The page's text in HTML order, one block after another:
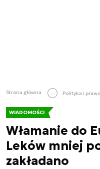
Strona główna Polityka i prawo
WIADOMOŚCI
Włamanie do
Leków mniej
zakładano